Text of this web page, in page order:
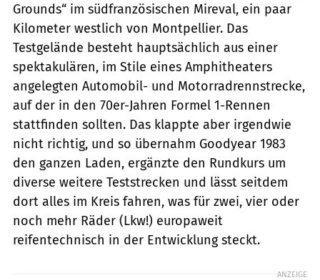
Grounds“ im südfranzösischen Mireval, ein paar
Kilometer westlich von Montpellier. Das
Testgelände besteht hauptsächlich aus einer
spektakulären, im Stile eines Amphitheaters
angelegten Automobil- und Motorradrennstrecke,
auf der in den 70er-Jahren Formel 1-Rennen
stattfinden sollten. Das klappte aber irgendwie
nicht richtig, und so übernahm Goodyear 1983
den ganzen Laden, ergänzte den Rundkurs um
diverse weitere Teststrecken und lässt seitdem
dort alles im Kreis fahren, was für zwei, vier oder
noch mehr Räder (Lkw!) europaweit
reifentechnisch in der Entwicklung steckt.
ANZEIGE